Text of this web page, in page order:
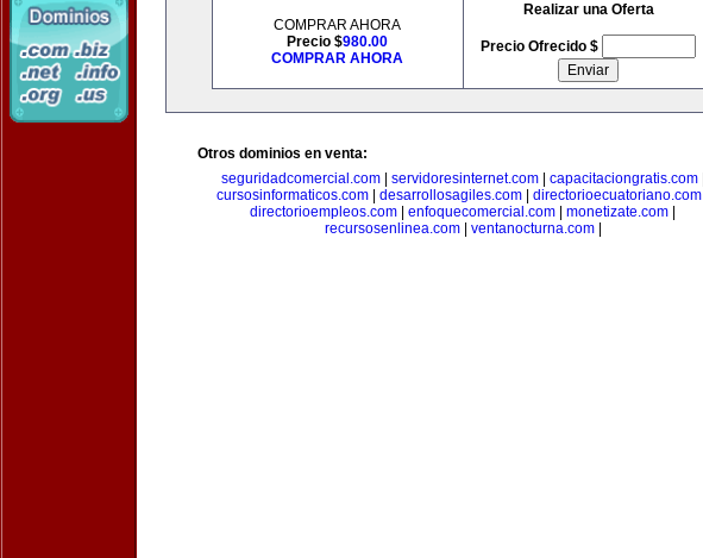
COMPRAR AHORA
Precio $980.00
COMPRAR AHORA
Realizar una Oferta
Precio Ofrecido $
Otros dominios en venta:
seguridadcomercial.com| servidoresinternet.com| capacitaciongratis.com|
cursosinformaticos.com
desarrollosagiles.com directorioecuatoriano.com
directorioempleos.com
enfoquecomercial.com monetizate.com
recursosenlinea.com| ventanocturna.com|